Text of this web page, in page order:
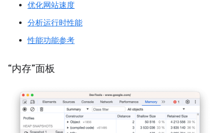
优化网站速度
分析运行时性能
性能功能参考
“内存”面板